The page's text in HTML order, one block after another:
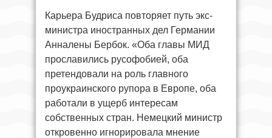
Карьера Будриса повторяет путь экс-
министра иностранных дел Германии
Анналены Бербок. «Оба главы МИД
прославились русофобией, оба
претендовали на роль главного
проукраинского рупора в Европе, оба
работали в ущерб интересам
собственных стран. Немецкий министр
откровенно игнорировала мнение